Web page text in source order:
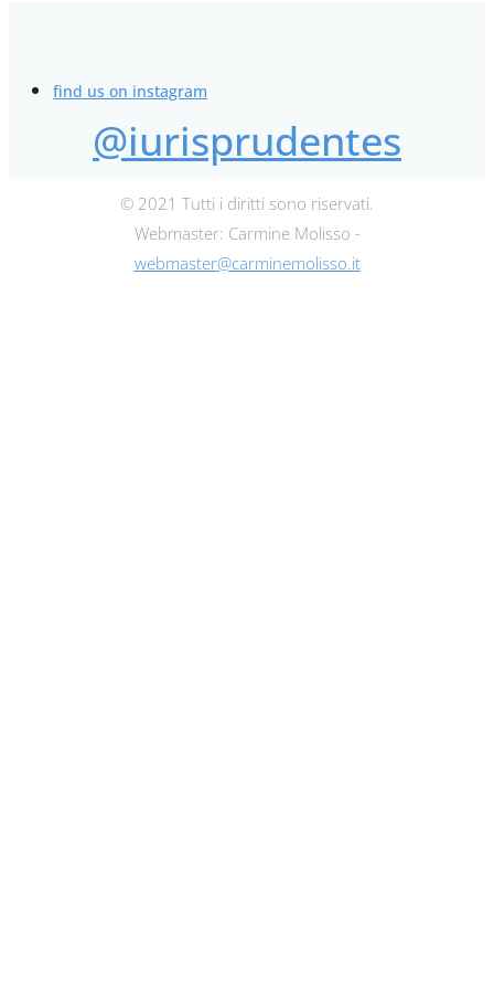
find us on instagram
@iurisprudentes
© 2021 Tutti i diritti sono riservati.
Webmaster: Carmine Molisso -
webmaster@carminemolisso.it